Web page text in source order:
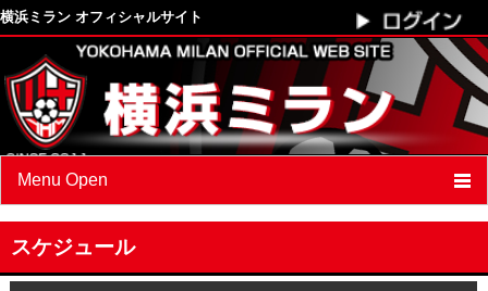
横浜ミラン オフィシャルサイト
Menu Open
最新情報
クラブプロフィール
スケジュール